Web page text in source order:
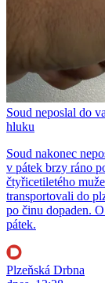
Soud neposlal do
hluku
Soud nakonec
v pátek brzy ráno
čtyřicetiletého
transportovali do
po činu dopaden.
pátek.
Plzeňská Drbna